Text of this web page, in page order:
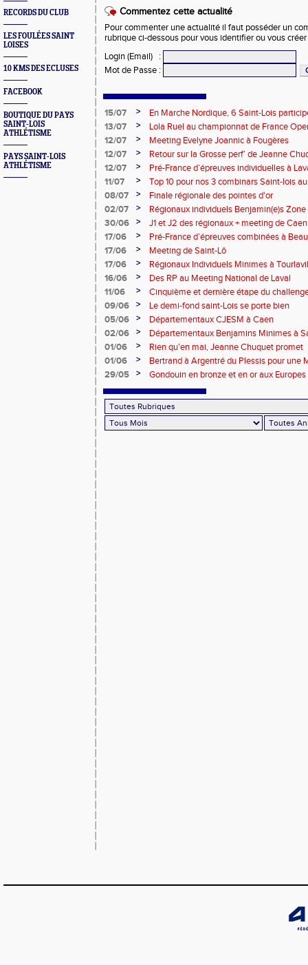
RECORDS DU CLUB
LES FOULÉES SAINT
LOISES
10 KMS DES ECLUSES
FACEBOOK
BOUTIQUE DU PAYS
SAINT-LOIS
ATHLÉTISME
PAYS SAINT-LOIS
ATHLÉTISME
Commentez cette actualité
Pour commenter une actualité il faut posséder un
rubrique ci-dessous pour vous identifier ou vous
Login (Email)
:
Mot de Passe :
15/07 >
En Marche Nordique, 6 Saint-Lois
13/07
>
Lola Ruel au championnat de France
12/07
>
Meeting Evelyne Joannic à Fougères
12/07
>
Retour sur la Grosse perf’ de Jeanne
de l’Est Lyonnais
12/07 >
Pré-France d’épreuves individuelles à
11/07
>
Top 10 pour nos 3 combinars Saint-lois
d'EC à Aix-en-Provence
08/07 >
Finale régionale des pointes d'or
02/07
>
Régionaux individuels Benjamin(e)s
30/06
>
J1 et J2 des régionaux + meeting de Caen
17/06
>
Pré-France d’épreuves combinées à
17/06
>
Meeting de Saint-Lô
17/06
>
Régionaux Individuels Minimes à
16/06
>
Des RP au Meeting National de Laval
11/06
>
Cinquième et dernière étape du
09/06
>
Le demi-fond saint-Lois se porte bien
05/06
>
Départementaux CJESM à Caen
02/06
>
Départementaux Benjamins Minimes à
01/06
>
Rien qu’en mai, Jeanne Chuquet promet
01/06
>
Bertrand à Argentré du Plessis pour une
29/05
> Gondouin en bronze et en or aux Europes